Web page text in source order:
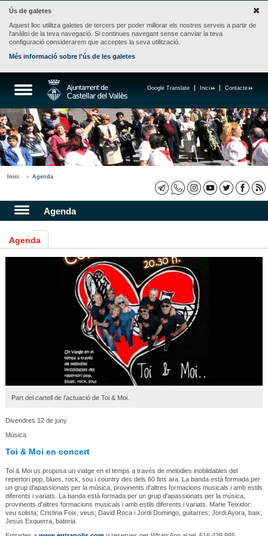
Ús de galetes
Aquest lloc utilitza galetes de tercers per poder millorar els nostres serveis a partir de
l'anàlisi de la teva navegació. Si continues navegant sense canviar la teva
configuració considerarem que acceptes la seva utilització.
Més informació sobre l'ús de les galetes
Contacte
Inici
Google Translate
Inici Agenda
Agenda
Agenda
Part del cartell de l'actuació de Toi & Moi.
Divendres 12 de juny
Música
Toi & Moi en concert
Toi & Moi us proposa un viatge en el temps a través de melodies inoblidables del
repertori pop, blues, rock, sou i country des dels 60 fins ara. La banda està formada per
un grup d'apassionats per la música, provinents d'altres formacions musicals i amb estils
diferents i variats. La banda està formada per un grup d'apassionats per la música,
provinents d'altres formacions musicals i amb estils diferents i variats. Marie Teixidor:
veu solista; Cristina Foix, veus; David Roca i Jordi Domingo, guitarres; Jordi Ayora, baix;
Jesús Exquerra, bateria.